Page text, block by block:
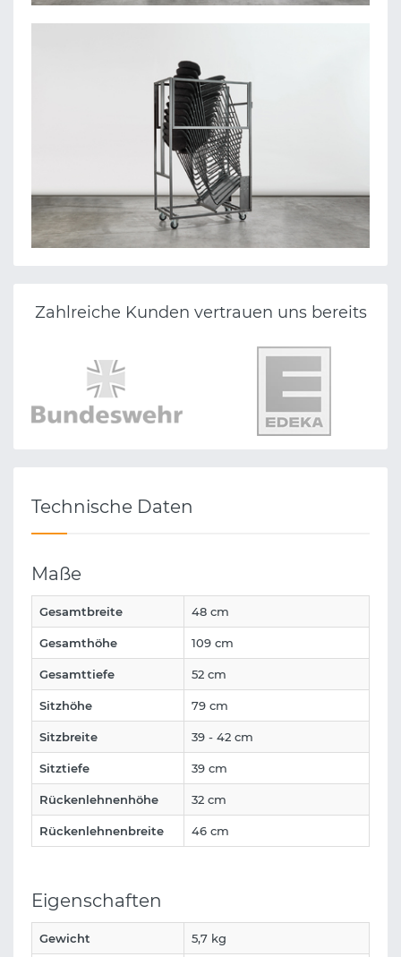
Zahlreiche Kunden vertrauen uns bereits
Technische Daten
Maße
Gesamtbreite 48 cm
Gesamthöhe 109 cm
Gesamttiefe 52 cm
Sitzhöhe 79 cm
Sitzbreite 39 - 42 cm
Sitztiefe 39 cm
Rückenlehnenhöhe 32 cm
Rückenlehnenbreite 46 cm
Eigenschaften
Gewicht 5,7 kg